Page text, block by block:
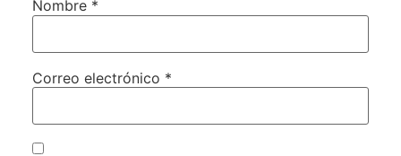
Nombre *
Correo electrónico *